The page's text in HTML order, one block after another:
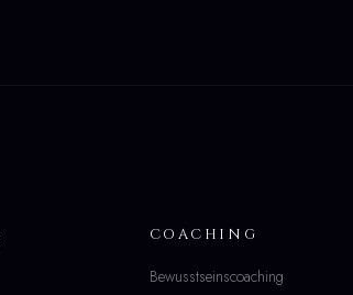
COACHING
Bewusstseinscoaching